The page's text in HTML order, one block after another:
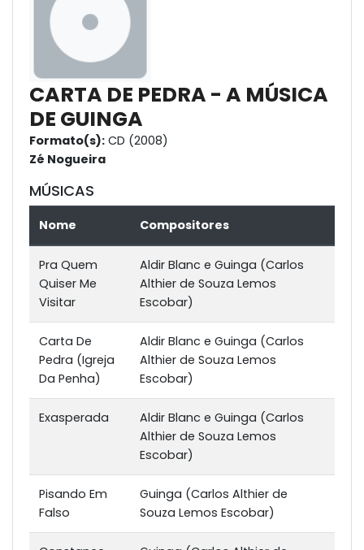
CARTA DE PEDRA - A MÚSICA
DE GUINGA
Formato(s): CD (2008)
Zé Nogueira
MÚSICAS
Nome Compositores
Pra Quem
Quiser Me
Visitar
Aldir Blanc e Guinga (Carlos
Althier de Souza Lemos
Escobar)
Carta De
Pedra (Igreja
Da Penha)
Aldir Blanc e Guinga (Carlos
Althier de Souza Lemos
Escobar)
Exasperada
Aldir Blanc e Guinga (Carlos
Althier de Souza Lemos
Escobar)
Pisando Em
Falso
Guinga (Carlos Althier de
Souza Lemos Escobar)